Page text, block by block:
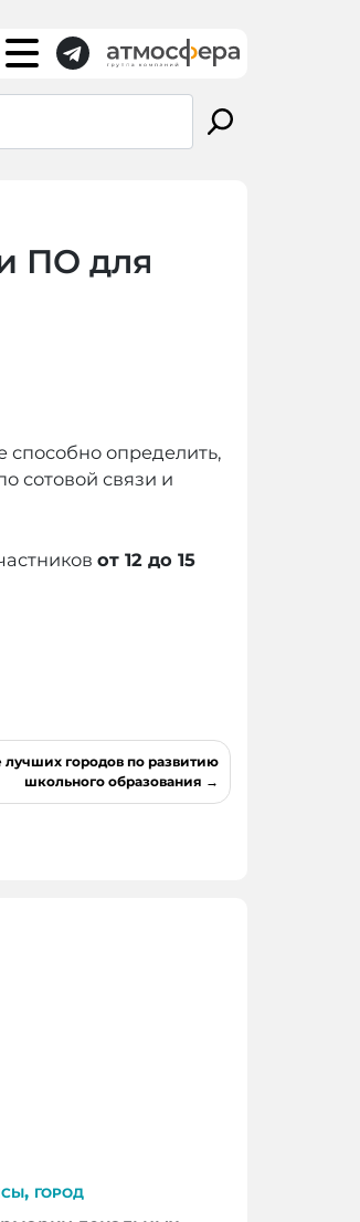
ПО для
способно определить,
сотовой связи и
от 12 до 15
лучших городов по развитию
школьного образования
, ГОРОД